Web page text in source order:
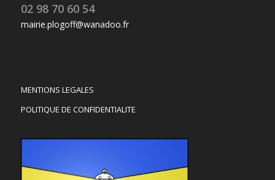
02 98 70 60 54
mairie.plogoff@wanadoo.fr
MENTIONS LEGALES
POLITIQUE DE CONFIDENTIALITE